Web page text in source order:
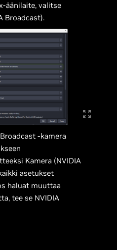
äänilaite, valitse
Broadcast).
-kamera
Kamera (NVIDIA
asetukset
haluat muuttaa
tee se NVIDIA